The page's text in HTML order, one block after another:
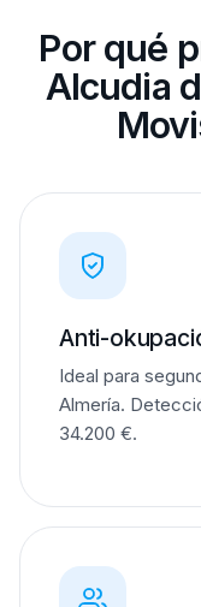
Por qué
Alcudia
Anti-
Ideal para
Almería.
34.200 €.